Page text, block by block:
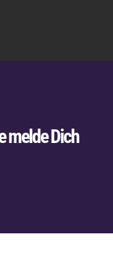
melde Dich